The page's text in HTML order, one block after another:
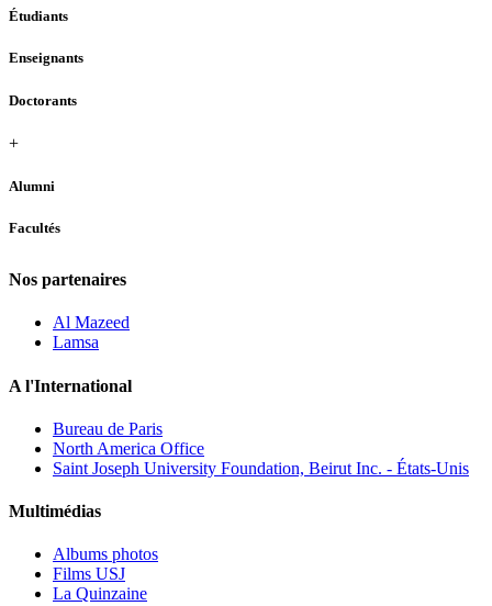
Étudiants
Enseignants
Doctorants
+
Alumni
Facultés
Nos partenaires
Al Mazeed
Lamsa
A l'International
Bureau de Paris
North America Office
Saint Joseph University Foundation, Beirut Inc. - États-Unis
Multimédias
Albums photos
Films USJ
La Quinzaine